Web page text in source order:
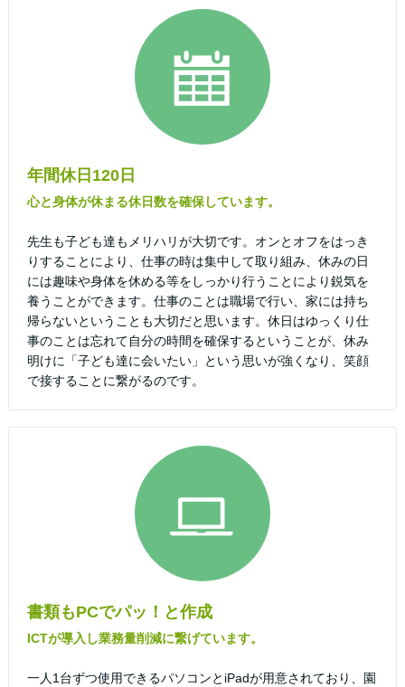
年間休日120日
心と身体が休まる休日数を確保しています。
先生も子ども達もメリハリが大切です。オンとオフをはっき
りすることにより、仕事の時は集中して取り組み、休みの日
には趣味や身体を休める等をしっかり行うことにより鋭気を
養うことができます。仕事のことは職場で行い、家には持ち
帰らないということも大切だと思います。休日はゆっくり仕
事のことは忘れて自分の時間を確保するということが、休み
明けに「子ども達に会いたい」という思いが強くなり、笑顔
で接することに繋がるのです。
書類もPCでパッ！と作成
ICTが導入し業務量削減に繋げています。
一人1台ずつ使用できるパソコンとiPadが用意されており、園